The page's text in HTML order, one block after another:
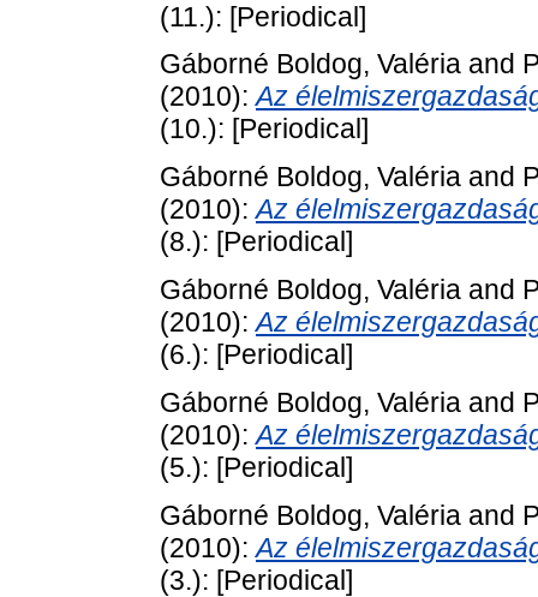
(11.): [Periodical]
Gáborné Boldog, Valéria and
(2010):Az
(10.): [Periodical]
Gáborné Boldog, Valéria and
(2010):Az
(8.): [Periodical]
Gáborné Boldog, Valéria and
(2010):Az
(6.): [Periodical]
Gáborné Boldog, Valéria and
(2010):Az
(5.): [Periodical]
Gáborné Boldog, Valéria and
(2010):Az
(3.): [Periodical]